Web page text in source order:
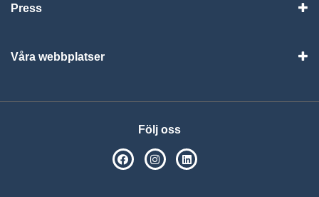
Press
Våra webbplatser
Följ oss
SPSM på Facebook
SPSM på Instagram